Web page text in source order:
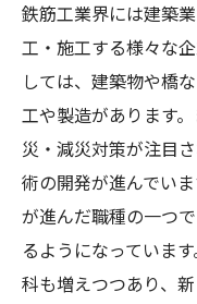
鉄筋工業界には建築
工・施工する様々な
しては、建築物や橋
工や製造があります
災・減災対策が注目
術の開発が進んでい
が進んだ職種の一つ
るようになっていま
科も増えつつあり、